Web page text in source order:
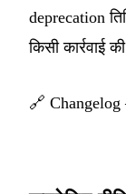
deprecation
किसी कार्रवाई
🔗